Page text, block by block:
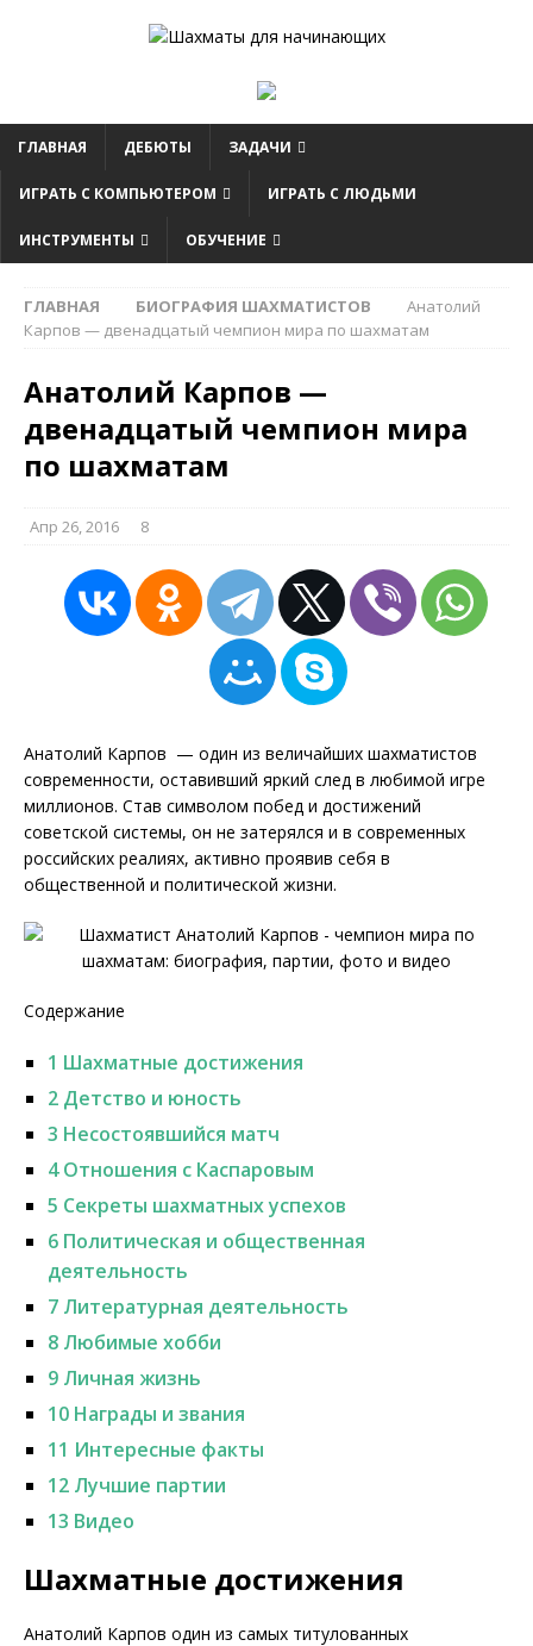
ГЛАВНАЯ ДЕБЮТЫ ЗАДАЧИ
ИГРАТЬ С КОМПЬЮТЕРОМ ИГРАТЬ С ЛЮДЬМИ
ИНСТРУМЕНТЫ ОБУЧЕНИЕ
ГЛАВНАЯ БИОГРАФИЯ ШАХМАТИСТОВ
Анатолий
Карпов — двенадцатый чемпион мира по шахматам
Анатолий Карпов —
двенадцатый чемпион мира
по шахматам
Апр 26, 2016 8
Анатолий Карпов — один из величайших шахматистов
современности, оставивший яркий след в любимой игре
миллионов. Став символом побед и достижений
советской системы, он не затерялся и в современных
российских реалиях, активно проявив себя в
общественной и политической жизни.
Содержание
1 Шахматные достижения
2 Детство и юность
3 Несостоявшийся матч
4Отношения с Каспаровым
5 Секреты шахматных успехов
6 Политическая и общественная
деятельность
7 Литературная деятельность
8 Любимые хобби
9 Личная жизнь
10 Награды и звания
11 Интересные факты
12 Лучшие партии
13 Видео
Шахматные достижения
Анатолий Карпов один из самых титулованных